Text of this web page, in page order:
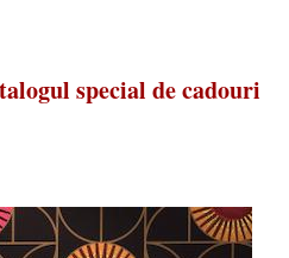
special de cadouri